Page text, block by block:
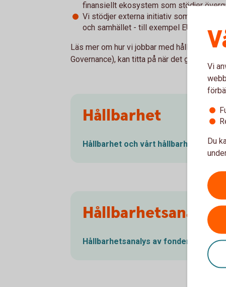
finansiellt ekosystem som stödjer
Vi stödjer externa initiativ som bidrar till
och samhället - till exempel EU:s
Läs mer om hur vi jobbar med hållbarhet
Governance), kan titta på när det gäller
Hållbarhet
Hållbarhet och vårt hållbarhetsarbete
Hållbarhetsanalys
Hållbarhetsanalys av fonder
Vi
Du